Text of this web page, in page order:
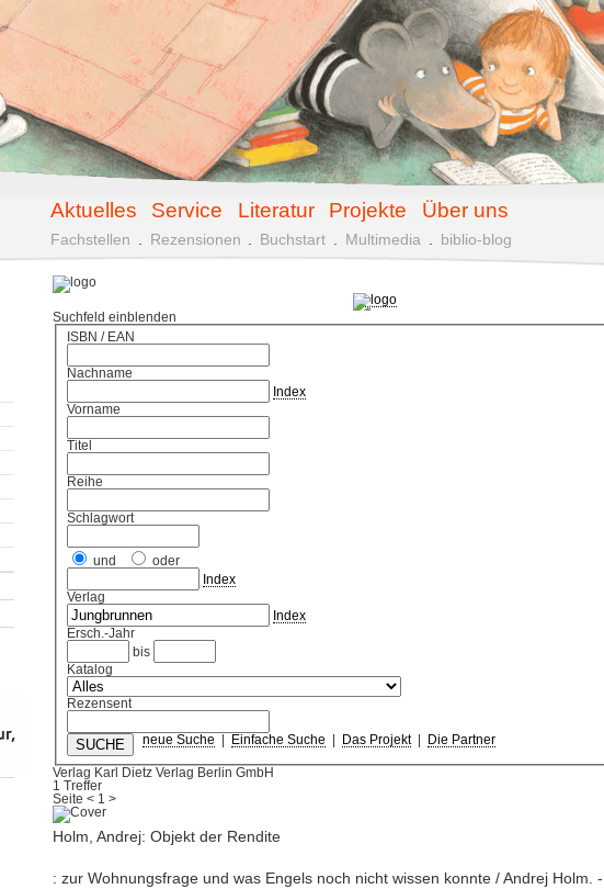
Aktuelles Service Literatur Projekte Über uns
Fachstellen Rezensionen Buchstart Multimedia biblio-blog
Suchfeld einblenden
ISBN / EAN
Nachname
Index
Vorname
Titel
Reihe
Schlagwort
und
oder
Index
Verlag
Index
Ersch.-Jahr
bis
Katalog
Rezensent
neue Suche Einfache Suche Das Projekt| Die Partner
Verlag Karl Dietz Verlag Berlin GmbH
1 Treffer
Seite< 1 >
Holm, Andrej: Objekt der Rendite
: zur Wohnungsfrage und was Engels noch nicht wissen konnte / Andrej Holm.